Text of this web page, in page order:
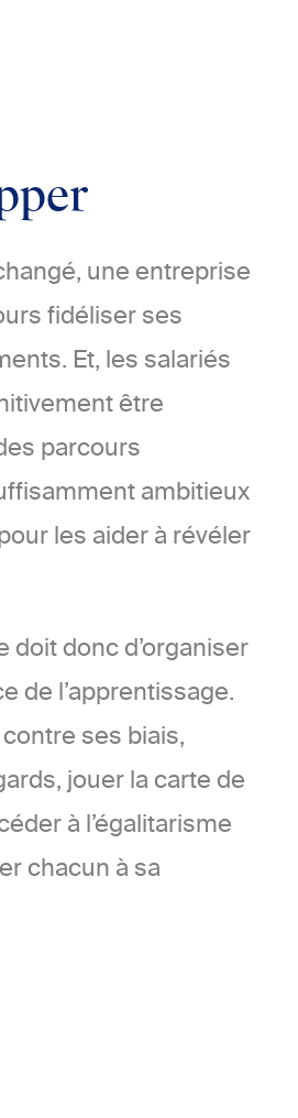
une entreprise
fidéliser ses
Et, les salariés
être
parcours
ambitieux
les aider à révéler
doit donc d’organiser
de l’apprentissage.
ses biais,
jouer la carte de
à l’égalitarisme
chacun à sa